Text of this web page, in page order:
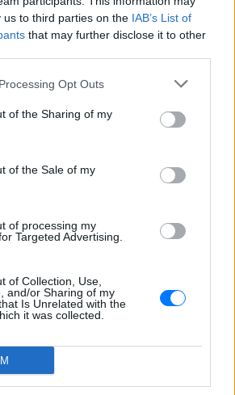
us to third parties on the IAB’s List of
that may further disclose it to other
Opt Outs
of the Sharing of my
of the Sale of my
of processing my
Targeted Advertising.
of Collection, Use,
and/or Sharing of my
Is Unrelated with the
it was collected.
Καιρός «hot – dry – windy» τις
επόμενες 48 ώρες: Αυξημένος
σε 6 περιφέρειες
Το επόμενο 48ωρο, επομένως, απαιτεί